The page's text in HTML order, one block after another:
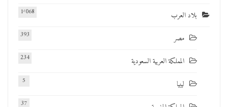
بلاد العرب 1٬068
مصر 393
المملكة العربية السعودية 234
ليبيا 5
37